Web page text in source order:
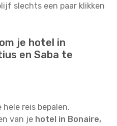
slechts een paar klikken
je hotel in
en Saba te
reis bepalen.
van je hotel in Bonaire,